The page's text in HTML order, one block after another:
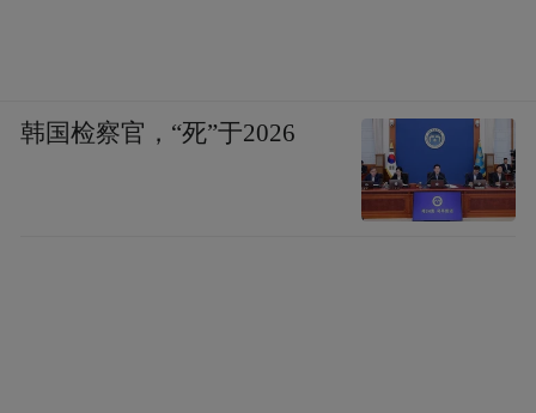
韩国检察官，“死”于2026